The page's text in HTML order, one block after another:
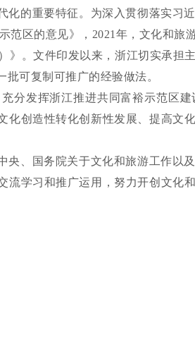
的重要特征。为深入贯彻落实习
范区的意见》，2021年，文化和
。文件印发以来，浙江切实承担
可复制可推广的经验做法。
分发挥浙江推进共同富裕示范区
创造性转化创新性发展、提高文
、国务院关于文化和旅游工作以
学习和推广运用，努力开创文化